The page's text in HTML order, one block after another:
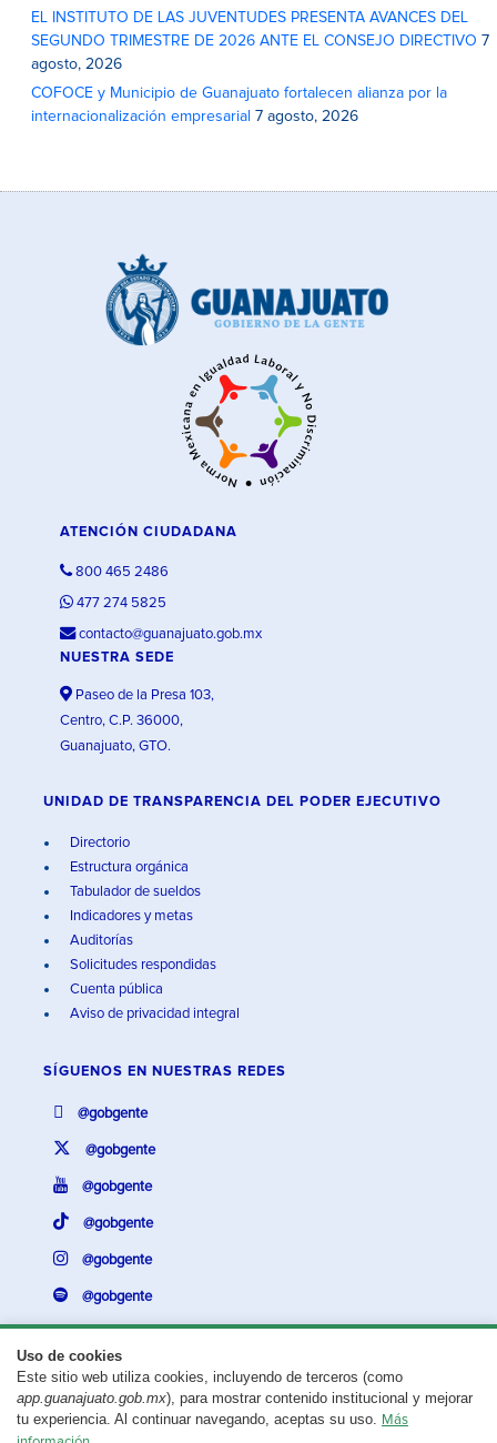
EL INSTITUTO DE LAS JUVENTUDES PRESENTA AVANCES DEL
SEGUNDO TRIMESTRE DE 2026 ANTE EL CONSEJO DIRECTIVO 7
agosto, 2026
COFOCE y Municipio de Guanajuato fortalecen alianza por la
internacionalización empresarial 7 agosto, 2026
Uso de cookies
Este sitio web utiliza cookies, incluyendo de terceros (como
app.guanajuato.gob.mx), para mostrar contenido institucional y mejorar
tu experiencia. Al continuar navegando, aceptas su uso. Más
ATENCIÓN CIUDADANA
800 465 2486
477 274 5825
contacto@guanajuato.gob.mx
NUESTRA SEDE
Paseo de la Presa 103,
Centro, C.P. 36000,
Guanajuato, GTO.
UNIDAD DE TRANSPARENCIA DEL PODER EJECUTIVO
Directorio
Estructura orgánica
Tabulador de sueldos
Indicadores y metas
Auditorías
Solicitudes respondidas
Cuenta pública
Aviso de privacidad integral
SÍGUENOS EN NUESTRAS REDES
@gobgente
@gobgente
@gobgente
@gobgente
@gobgente
@gobgente
¿Existe algún problema con esta página?Repórtalo aquí.
Aviso legal